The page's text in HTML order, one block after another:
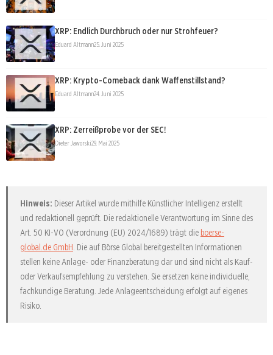
XRP: Endlich Durchbruch oder nur Strohfeuer?
Eduard Altmann25. Juni 2025
XRP: Krypto-Comeback dank Waffenstillstand?
Eduard Altmann24. Juni 2025
XRP: Zerreißprobe vor der SEC!
Dieter Jaworski29. Mai 2025
Hinweis: Dieser Artikel wurde mithilfe Künstlicher Intelligenz erstellt
und redaktionell geprüft. Die redaktionelle Verantwortung im Sinne des
Art. 50 KI-VO (Verordnung (EU) 2024/1689) trägt die boerse-
global.de GmbH . Die auf Börse Global bereitgestellten Informationen
stellen keine Anlage- oder Finanzberatung dar und sind nicht als Kauf-
oder Verkaufsempfehlung zu verstehen. Sie ersetzen keine individuelle,
fachkundige Beratung. Jede Anlageentscheidung erfolgt auf eigenes
Risiko.